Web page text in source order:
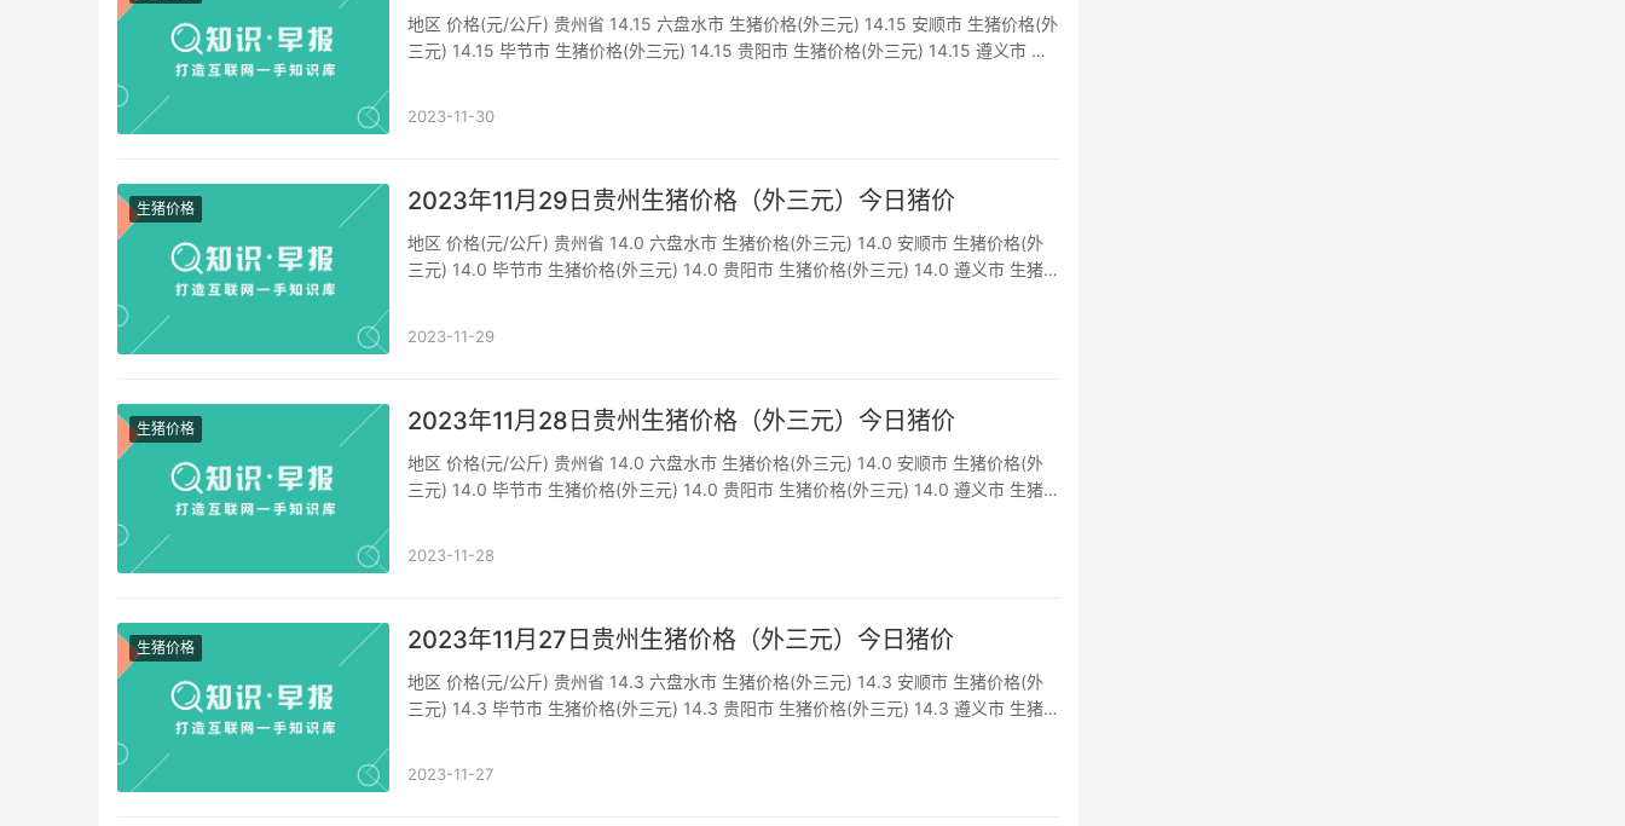
地区 价格(元/公斤) 贵州省 14.15 六盘水市 生猪价格(外三元) 14.15 安顺市 生猪价格(外
三元) 14.15 毕节市 生猪价格(外三元) 14.15 贵阳市 生猪价格(外三元) 14.15 遵义市 生
2023-11-30
生猪价格 2023年11月29日贵州生猪价格（外三元）今日猪价
地区 价格(元/公斤) 贵州省 14.0 六盘水市 生猪价格(外三元) 14.0 安顺市 生猪价格(外
三元) 14.0 毕节市 生猪价格(外三元) 14.0 贵阳市 生猪价格(外三元) 14.0 遵义市 生猪
2023-11-29
生猪价格 2023年11月28日贵州生猪价格（外三元）今日猪价
地区 价格(元/公斤) 贵州省 14.0 六盘水市 生猪价格(外三元) 14.0 安顺市 生猪价格(外
三元) 14.0 毕节市 生猪价格(外三元) 14.0 贵阳市 生猪价格(外三元) 14.0 遵义市 生猪
2023-11-28
生猪价格 2023年11月27日贵州生猪价格（外三元）今日猪价
地区 价格(元/公斤) 贵州省 14.3 六盘水市 生猪价格(外三元) 14.3 安顺市 生猪价格(外
三元) 14.3 毕节市 生猪价格(外三元) 14.3 贵阳市 生猪价格(外三元) 14.3 遵义市 生猪
2023-11-27